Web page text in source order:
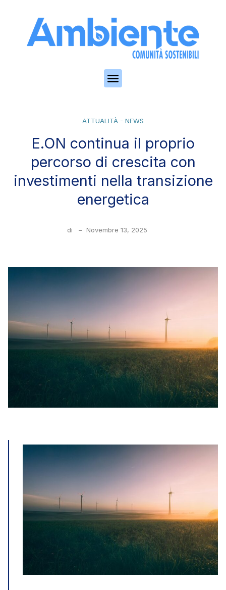
ATTUALITÀ - NEWS
E.ON continua il proprio
percorso di crescita con
investimenti nella transizione
energetica
di – Novembre 13, 2025